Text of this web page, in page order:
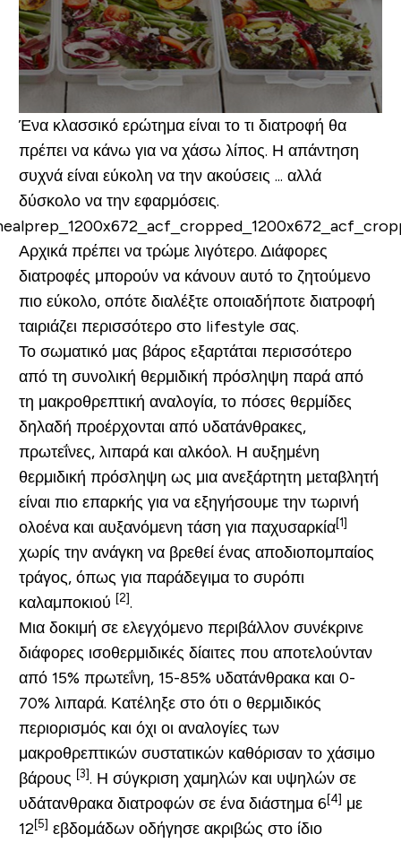
Ένα κλασσικό ερώτημα είναι το τι διατροφή θα
πρέπει να κάνω για να χάσω λίπος. Η απάντηση
συχνά είναι εύκολη να την ακούσεις ... αλλά
δύσκολο να την εφαρμόσεις.
Αρχικά πρέπει να τρώμε λιγότερο. Διάφορες
διατροφές μπορούν να κάνουν αυτό το ζητούμενο
πιο εύκολο, οπότε διαλέξτε οποιαδήποτε διατροφή
ταιριάζει περισσότερο στο lifestyle σας.
Το σωματικό μας βάρος εξαρτάται περισσότερο
από τη συνολική θερμιδική πρόσληψη παρά από
τη μακροθρεπτική αναλογία, το πόσες θερμίδες
δηλαδή προέρχονται από υδατάνθρακες,
πρωτεΐνες, λιπαρά και αλκόολ. Η αυξημένη
θερμιδική πρόσληψη ως μια ανεξάρτητη μεταβλητή
είναι πιο επαρκής για να εξηγήσουμε την τωρινή
ολοένα και αυξανόμενη τάση για παχυσαρκία[1]
χωρίς την ανάγκη να βρεθεί ένας αποδιοπομπαίος
τράγος, όπως για παράδεγιμα το συρόπι
καλαμποκιού [2].
Μια δοκιμή σε ελεγχόμενο περιβάλλον συνέκρινε
διάφορες ισοθερμιδικές δίαιτες που αποτελούνταν
από 15% πρωτεΐνη, 15-85% υδατάνθρακα και 0-
70% λιπαρά. Κατέληξε στο ότι ο θερμιδικός
περιορισμός και όχι οι αναλογίες των
μακροθρεπτικών συστατικών καθόρισαν το χάσιμο
βάρους [3]. Η σύγκριση χαμηλών και υψηλών σε
υδάτανθρακα διατροφών σε ένα διάστημα 6 [4] με
12 [5] εβδομάδων οδήγησε ακριβώς στο ίδιο